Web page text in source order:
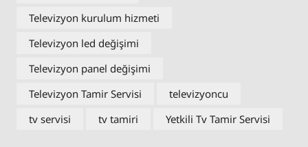
Televizyon kurulum hizmeti
Televizyon led değişimi
Televizyon panel değişimi
Televizyon Tamir Servisi
televizyoncu
tv servisi
tv tamiri Yetkili Tv Tamir Servisi